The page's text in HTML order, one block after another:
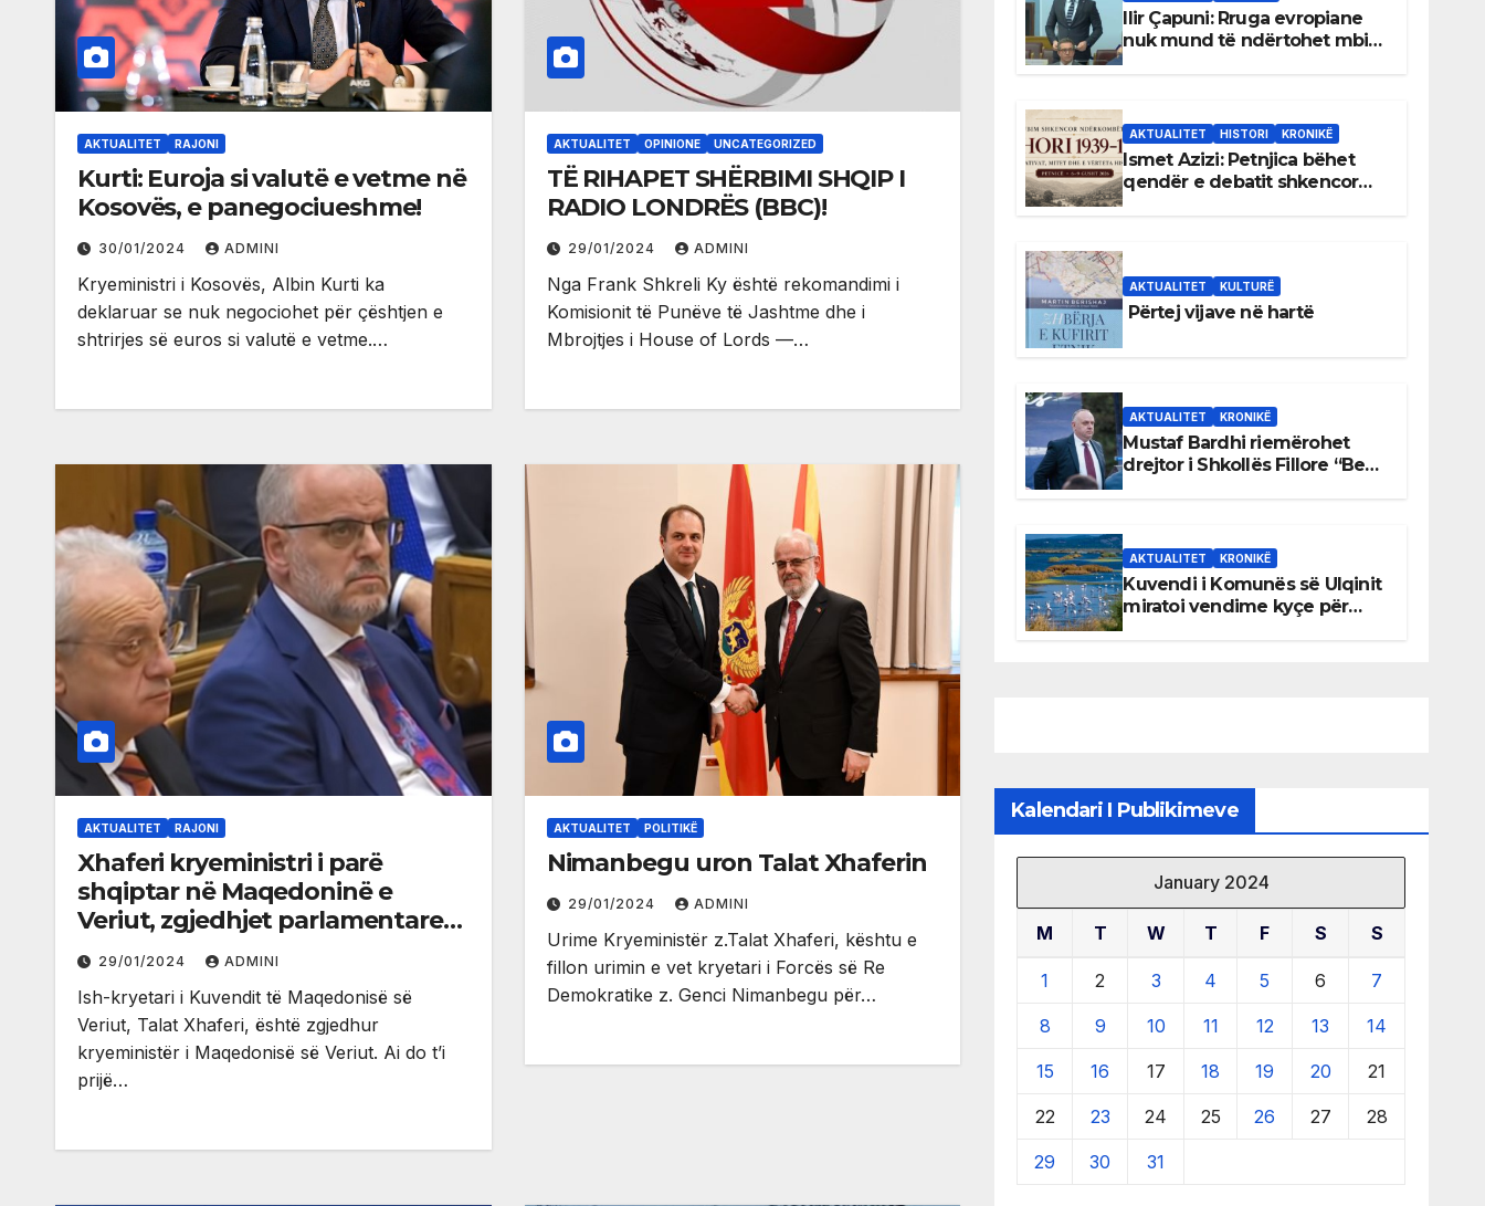
AKTUALITET RAJONI
Kurti: Euroja si valutë e vetme në
Kosovës, e panegociueshme!
30/01/2024 ADMINI
Kryeministri i Kosovës, Albin Kurti ka
deklaruar se nuk negociohet për çështjen e
shtrirjes së euros si valutë e vetme.…
AKTUALITET OPINIONE UNCATEGORIZED
TË RIHAPET SHËRBIMI SHQIP I
RADIO LONDRËS (BBC)!
29/01/2024 ADMINI
Nga Frank Shkreli Ky është rekomandimi i
Komisionit të Punëve të Jashtme dhe i
Mbrojtjes i House of Lords —…
AKTUALITET RAJONI
Xhaferi kryeministri i parë
shqiptar në Maqedoninë e
Veriut, zgjedhjet parlamentare
pas tre muajëve
29/01/2024 ADMINI
Ish-kryetari i Kuvendit të Maqedonisë së
Veriut, Talat Xhaferi, është zgjedhur
kryeministër i Maqedonisë së Veriut. Ai do t’i
prijë…
AKTUALITET POLITIKË
Nimanbegu uron Talat Xhaferin
29/01/2024 ADMINI
Urime Kryeministër z.Talat Xhaferi, kështu e
fillon urimin e vet kryetari i Forcës së Re
Demokratike z. Genci Nimanbegu për…
Ilir Çapuni: Rruga evropiane
nuk mund të ndërtohet mbi
AKTUALITET HISTORI KRONIKË
Ismet Azizi: Petnjica bëhet
qendër e debatit shkencor
AKTUALITET KULTURË
Përtej vijave në hartë
AKTUALITET KRONIKË
Mustaf Bardhi riemërohet
drejtor i Shkollës Fillore “Bedri
AKTUALITET KRONIKË
Kuvendi i Komunës së Ulqinit
miratoi vendime kyçe për
Kalendari I Publikimeve
January 2024
M T W T F S S
1 2 3 4 5 6 7
8 9 10 11 12 13 14
15 16 17 18 19 20 21
22 23 24 25 26 27 28
29 30 31